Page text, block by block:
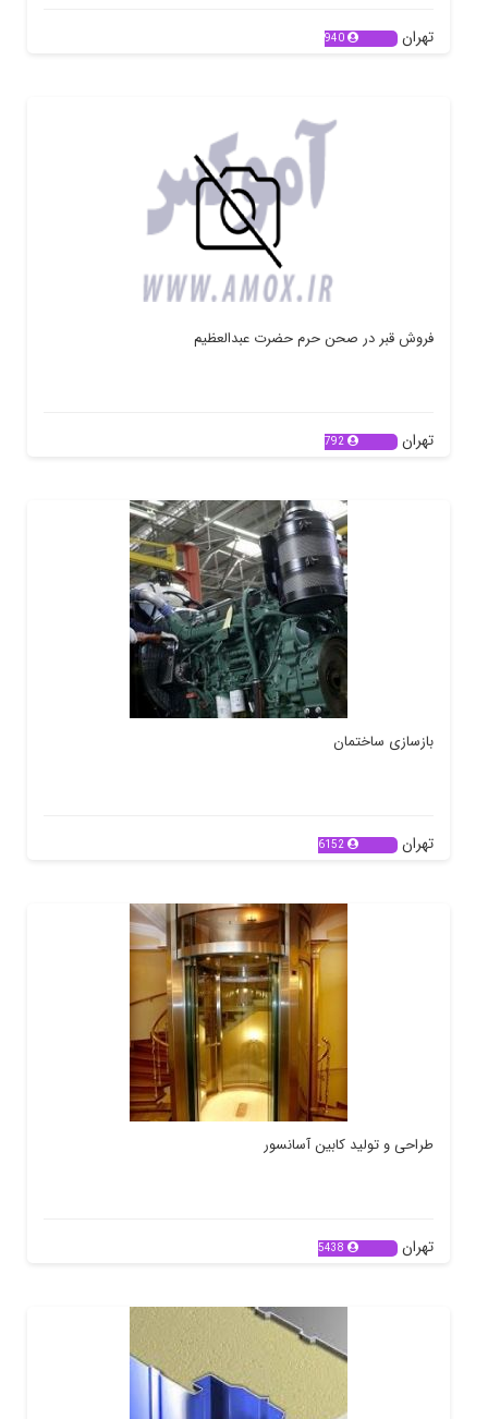
تهران 940
فروش قبر در صحن حرم حضرت عبدالعظیم
تهران 792
بازسازی ساختمان
تهران 6152
طراحی و تولید کابین آسانسور
تهران 5438